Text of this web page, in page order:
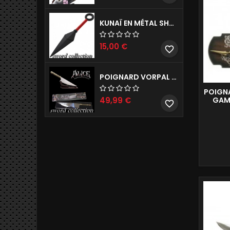
KUNAÏ EN MÉTAL SHURIKEN NARUTO RÉPLIQUE DE DÉCORATION 26CM
15,00 € favorite_border
POIGNARD VORPAL D'ALICE MADNESS RETURNS REPRODUCTION DE COLLECTION 45CM
49,99 € favorite_border